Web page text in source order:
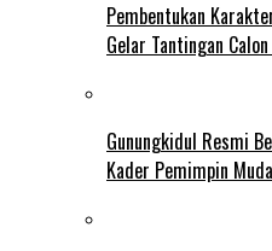
Pembentukan
Gelar Tantingan
Gunungkidul Resmi
Kader Pemimpin